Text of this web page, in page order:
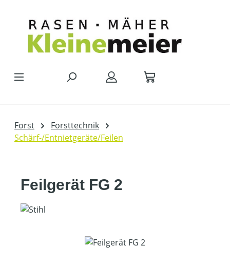
Forst
Forsttechnik
Schärf-/Entnietgeräte/Feilen
Feilgerät FG 2
Bildergalerie überspringen